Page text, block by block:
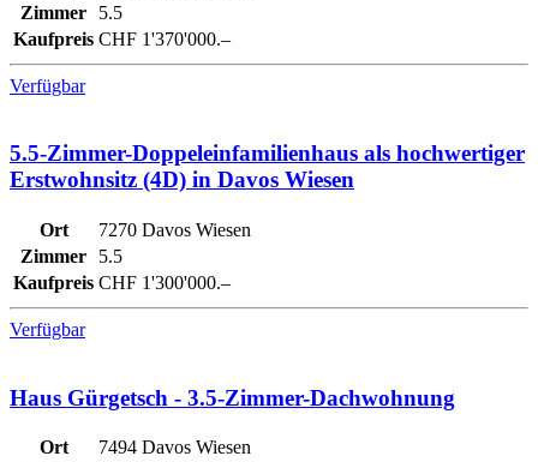
Zimmer
5.5
Kaufpreis CHF 1'370'000.–
Verfügbar
5.5-Zimmer-Doppeleinfamilienhaus als hochwertiger
Erstwohnsitz (4D) in Davos Wiesen
Ort
7270 Davos Wiesen
Zimmer
5.5
Kaufpreis CHF 1'300'000.–
Verfügbar
Haus Gürgetsch - 3.5-Zimmer-Dachwohnung
Ort
7494 Davos Wiesen